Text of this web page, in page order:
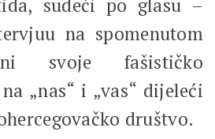
sudeći po glasu –
na spomenutom
svoje fašističko
„nas“ i „vas“ dijeleći
društvo.